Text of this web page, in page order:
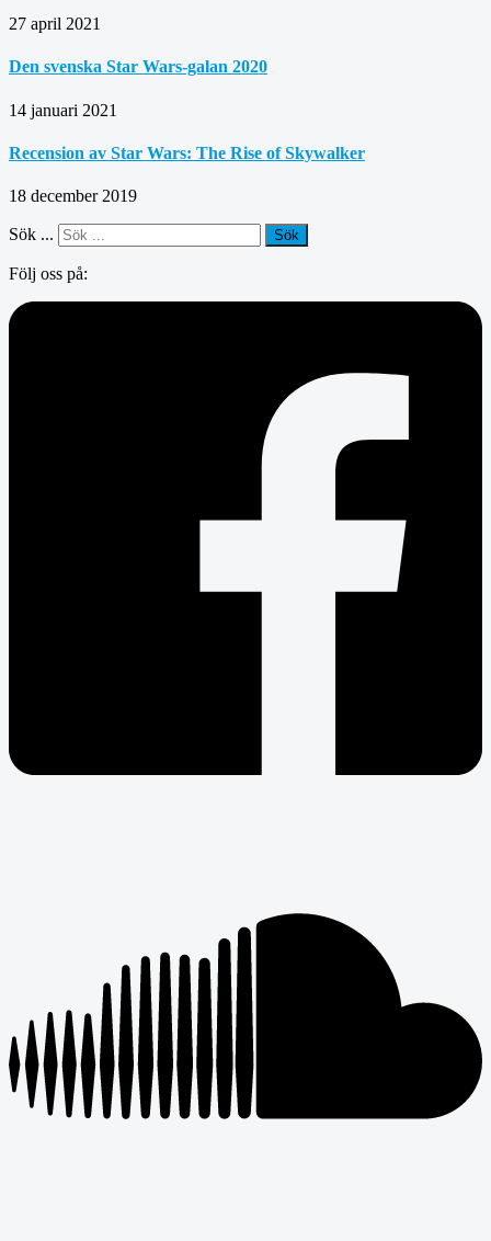
27 april 2021
Den svenska Star Wars-galan 2020
14 januari 2021
Recension av Star Wars: The Rise of Skywalker
18 december 2019
Sök ... Sök
Följ oss på: